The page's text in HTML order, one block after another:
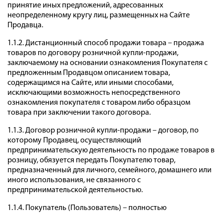
принятие иных предложений, адресованных
неопределенному кругу лиц, размещенных на Сайте
Продавца.
1.1.2. Дистанционный способ продажи товара – продажа
товаров по договору розничной купли-продажи,
заключаемому на основании ознакомления Покупателя с
предложенным Продавцом описанием товара,
содержащимся на Сайте, или иными способами,
исключающими возможность непосредственного
ознакомления покупателя с товаром либо образцом
товара при заключении такого договора.
1.1.3. Договор розничной купли-продажи – договор, по
которому Продавец, осуществляющий
предпринимательскую деятельность по продаже товаров в
розницу, обязуется передать Покупателю товар,
предназначенный для личного, семейного, домашнего или
иного использования, не связанного с
предпринимательской деятельностью.
1.1.4. Покупатель (Пользователь) – полностью